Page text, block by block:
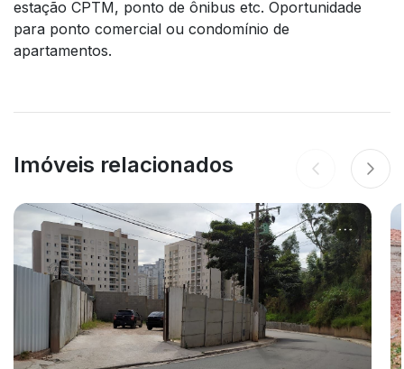
estação CPTM, ponto de ônibus etc. Oportunidade
para ponto comercial ou condomínio de
apartamentos.
Imóveis relacionados